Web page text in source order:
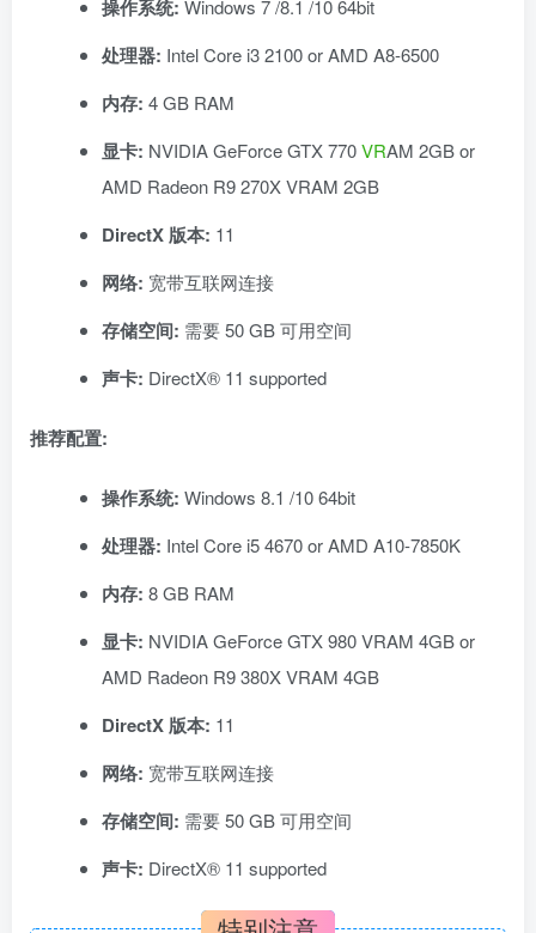
操作系统: Windows 7 /8.1 /10 64bit
处理器: Intel Core i3 2100 or AMD A8-6500
内存: 4 GB RAM
显卡: NVIDIA GeForce GTX 770VRAM 2GB or
AMD Radeon R9 270X VRAM 2GB
DirectX 版本: 11
网络: 宽带互联网连接
存储空间: 需要 50 GB 可用空间
声卡: DirectX® 11 supported
推荐配置:
操作系统: Windows 8.1 /10 64bit
处理器: Intel Core i5 4670 or AMD A10-7850K
内存: 8 GB RAM
显卡: NVIDIA GeForce GTX 980 VRAM 4GB or
AMD Radeon R9 380X VRAM 4GB
DirectX 版本: 11
网络: 宽带互联网连接
存储空间: 需要 50 GB 可用空间
声卡: DirectX® 11 supported